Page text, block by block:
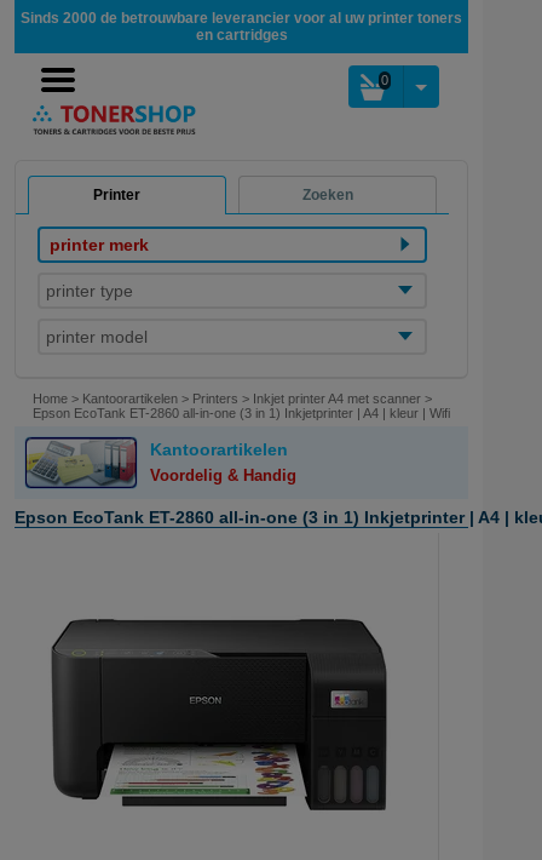
Sinds 2000 de betrouwbare leverancier voor al uw printer toners
en cartridges
0
Printer Zoeken
printer merk
printer type
printer model
Home > Kantoorartikelen > Printers > Inkjet printer A4 met scanner >
Epson EcoTank ET-2860 all-in-one (3 in 1) Inkjetprinter | A4 | kleur | Wifi
Kantoorartikelen
Voordelig & Handig
Epson EcoTank ET-2860 all-in-one (3 in 1) Inkjetprinter | A4 |